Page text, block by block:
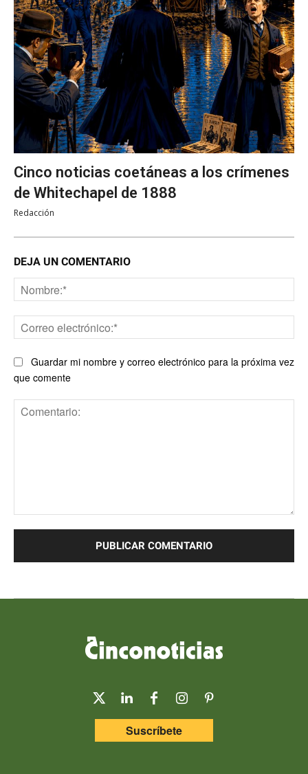
Cinco noticias coetáneas a los crímenes
de Whitechapel de 1888
Redacción
DEJA UN COMENTARIO
Guardar mi nombre y correo electrónico para la próxima vez
que comente
Suscríbete